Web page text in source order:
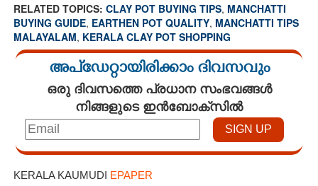
RELATED TOPICS: CLAY POT BUYING TIPS, MANCHATTI
BUYING GUIDE, EARTHEN POT QUALITY, MANCHATTI TIPS
MALAYALAM, KERALA CLAY POT SHOPPING
അപ്ഡേറ്റായിരിക്കാം ദിവസവും
ഒരു ദിവസത്തെ പ്രധാന സംഭവങ്ങൾ
നിങ്ങളുടെ ഇൻബോക്സിൽ
KERALA KAUMUDI EPAPER